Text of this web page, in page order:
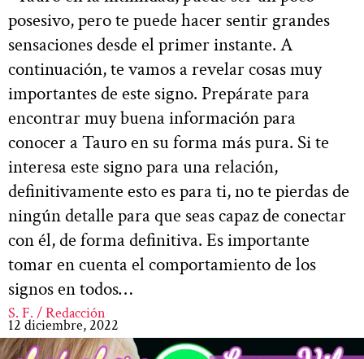
posesivo, pero te puede hacer sentir grandes
sensaciones desde el primer instante. A
continuación, te vamos a revelar cosas muy
importantes de este signo. Prepárate para
encontrar muy buena información para
conocer a Tauro en su forma más pura. Si te
interesa este signo para una relación,
definitivamente esto es para ti, no te pierdas de
ningún detalle para que seas capaz de conectar
con él, de forma definitiva. Es importante
tomar en cuenta el comportamiento de los
signos en todos…
S. F. / Redacción
12 diciembre, 2022